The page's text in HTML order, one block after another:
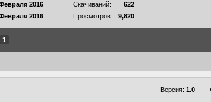
2016
2016
Скачиваний:
622
Просмотров:
9,820
1
Версия: 1.0